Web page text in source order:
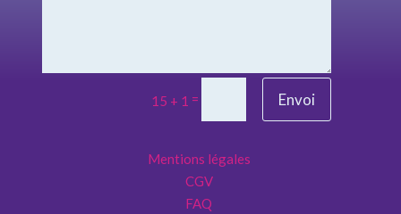
15 + 1 = Envoi
Mentions légales
CGV
FAQ